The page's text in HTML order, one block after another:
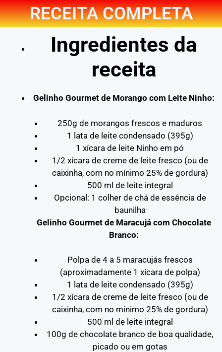
RECEITA COMPLETA
Ingredientes da
receita
Gelinho Gourmet de Morango com Leite Ninho:
250g de morangos frescos e maduros
1 lata de leite condensado (395g)
1 xícara de leite Ninho em pó
1/2 xícara de creme de leite fresco (ou de
caixinha, com no mínimo 25% de gordura)
500 ml de leite integral
Opcional: 1 colher de chá de essência de
baunilha
Gelinho Gourmet de Maracujá com Chocolate
Branco:
Polpa de 4 a 5 maracujás frescos
(aproximadamente 1 xícara de polpa)
1 lata de leite condensado (395g)
1/2 xícara de creme de leite fresco (ou de
caixinha, com no mínimo 25% de gordura)
500 ml de leite integral
100g de chocolate branco de boa qualidade,
picado ou em gotas